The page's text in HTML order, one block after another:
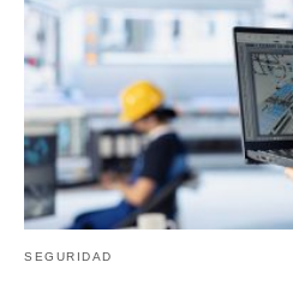
SEGURIDAD